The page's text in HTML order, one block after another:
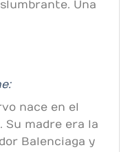
Una
nace en el
Su madre era la
Balenciaga y